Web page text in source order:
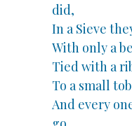
did,
In a Sieve
With only a
Tied with a
To a small
And every